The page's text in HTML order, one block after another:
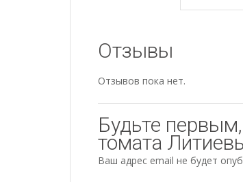
Отзывы
Отзывов пока нет.
Будьте
томата
Ваш адрес email не будет